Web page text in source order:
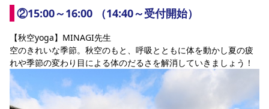
②15:00～16:00 （14:40～受付開始）
【秋空yoga】MINAGI先生
空のきれいな季節。秋空のもと、呼吸とともに体を動かし夏の疲
れや季節の変わり目による体のだるさを解消していきましょう！